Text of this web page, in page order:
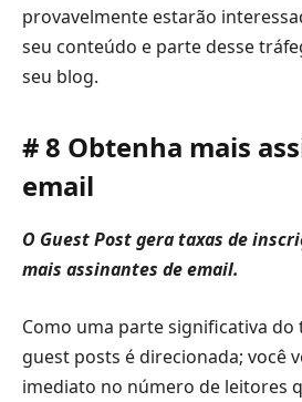
provavelmente estarão
seu conteúdo e parte desse
seu blog.
# 8 Obtenha mais
email
O Guest Post gera taxas de
mais assinantes de email.
Como uma parte significativa
guest posts é direcionada; você
imediato no número de leitores